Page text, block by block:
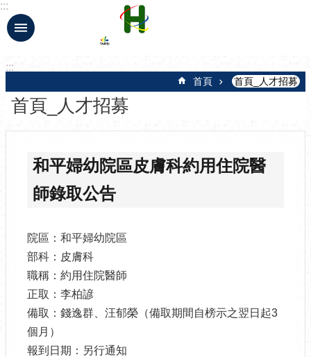
跳到主要內容區塊
:::
:::
首頁 首頁_人才招募
首頁_人才招募
和平婦幼院區皮膚科約用住院醫
師錄取公告
院區：和平婦幼院區
部科：皮膚科
職稱：約用住院醫師
正取：李柏諺
備取：錢逸群、汪郁榮（備取期間自榜示之翌日起3
個月）
報到日期：另行通知